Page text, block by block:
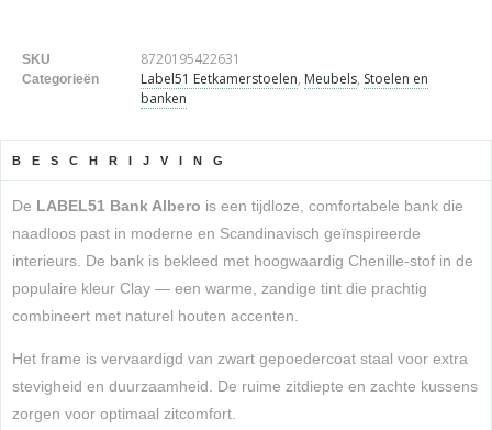
SKU 8720195422631
Categorieën Label51 Eetkamerstoelen, Meubels, Stoelen en
banken
BESCHRIJVING
De LABEL51 Bank Albero is een tijdloze, comfortabele bank die
naadloos past in moderne en Scandinavisch geïnspireerde
interieurs. De bank is bekleed met hoogwaardig Chenille-stof in de
populaire kleur Clay — een warme, zandige tint die prachtig
combineert met naturel houten accenten.
Het frame is vervaardigd van zwart gepoedercoat staal voor extra
stevigheid en duurzaamheid. De ruime zitdiepte en zachte kussens
zorgen voor optimaal zitcomfort.